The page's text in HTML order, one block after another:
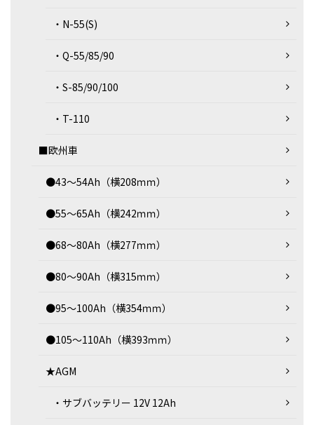
・N-55(S)
・Q-55/85/90
・S-85/90/100
・T-110
■欧州車
●43～54Ah（横208ｍｍ）
●55～65Ah（横242ｍｍ）
●68～80Ah（横277ｍｍ）
●80～90Ah（横315ｍｍ）
●95～100Ah（横354ｍｍ）
●105～110Ah（横393ｍｍ）
★AGM
・サブバッテリー 12V 12Ah